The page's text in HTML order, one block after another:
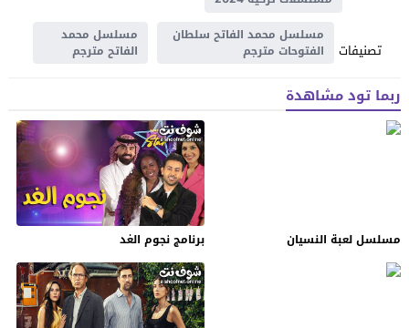
تصنيفات
مسلسل محمد الفاتح سلطان
الفتوحات مترجم
مسلسل محمد
الفاتح مترجم
ربما تود مشاهدة
مسلسل لعبة النسيان برنامج نجوم الغد